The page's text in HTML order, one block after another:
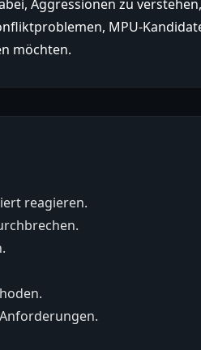
Aggressionen zu
MPU-
möchten.
reagieren.